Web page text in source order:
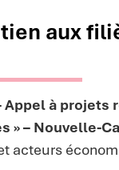
aux
Appel à
» – Nouvelle-
acteurs